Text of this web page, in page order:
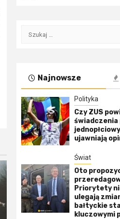
Szukaj:
Najnowsze
Polityka
Czy ZUS
świadczenia
ujawniają
Świat
Oto
Priorytety
ulegają
bałtyckie
kluczowymi